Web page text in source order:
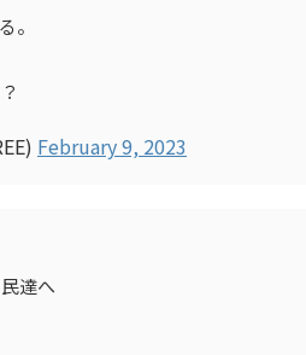
。
February 9, 2023
達へ